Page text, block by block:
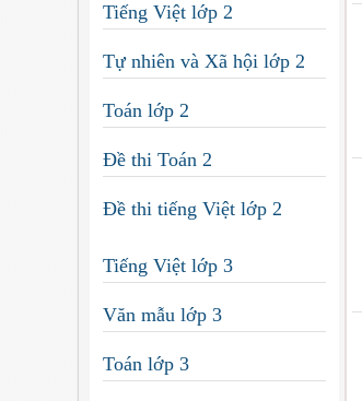
Tiếng Việt lớp 2
Tự nhiên và Xã hội lớp 2
Toán lớp 2
Đề thi Toán 2
Đề thi tiếng Việt lớp 2
Tiếng Việt lớp 3
Văn mẫu lớp 3
Toán lớp 3